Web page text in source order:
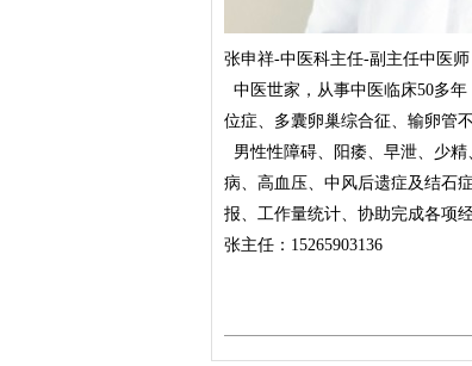
张申祥-中医科主任-副主任中医师
中医世家，从事中医临床50多
位症、多囊卵巢综合征、输卵管
男性性障碍、阳痿、早泄、少
病、高血压、中风后遗症及结石
报、工作量统计、协助完成各项
张主任：15265903136